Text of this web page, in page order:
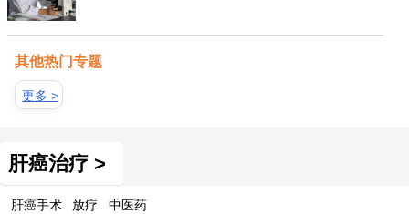
其他热门专题
更多 >
肝癌治疗 >
肝癌手术 放疗 中医药